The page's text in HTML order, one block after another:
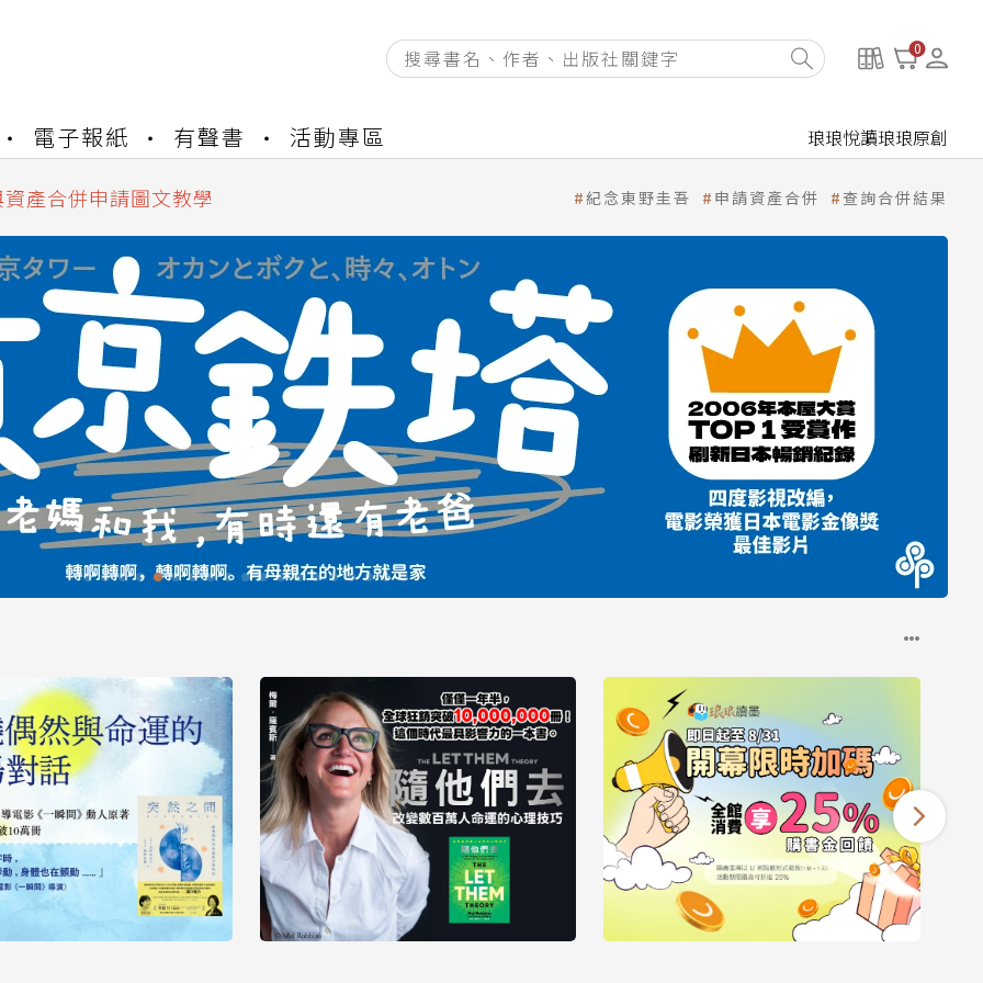
0
電子報紙 有聲書 活動專區 琅琅悅讀琅琅原創
合併結果查詢
紀念東野圭吾 申請資產合併 查詢合併結果